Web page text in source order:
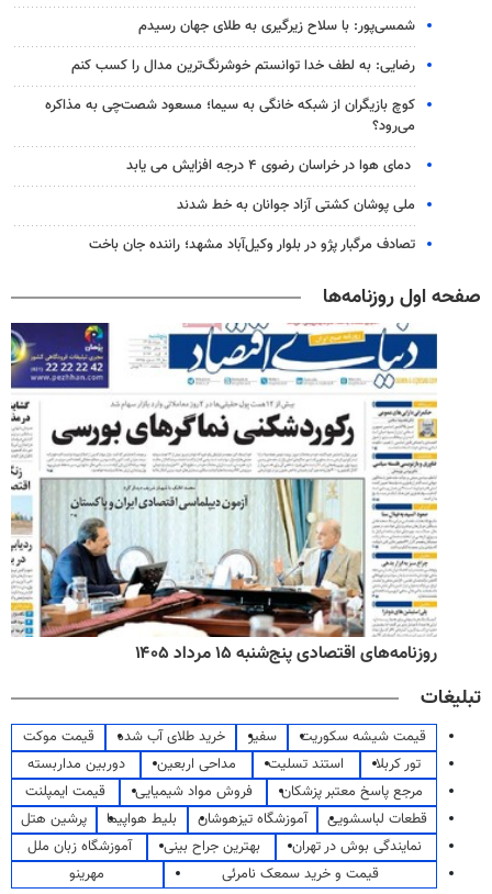
شمسی‌پور: با سلاح زیرگیری به طلای جهان رسیدم
رضایی: به لطف خدا توانستم خوشرنگ‌ترین مدال را کسب کنم
کوچ بازیگران از شبکه خانگی به سیما؛ مسعود شصت‌چی به مذاکره
می‌رود؟
دمای هوا در خراسان رضوی ۴ درجه افزایش می یابد
ملی پوشان کشتی آزاد جوانان به خط شدند
تصادف مرگبار پژو در بلوار وکیل‌آباد مشهد؛ راننده جان باخت
صفحه اول روزنامه‌ها
روزنامه‌های اقتصادی پنج‌شنبه ۱۵ مرداد ۱۴۰۵
تبلیغات
قیمت شیشه سکوریت سفیر خرید طلای آب شده
قیمت موکت
تور کربلا
استند تسلیت مداحی اربعین
دوربین مداربسته
مرجع پاسخ معتبر پزشکان
فروش مواد شیمیایی
قیمت ایمپلنت
قطعات لباسشویی
آموزشگاه تیزهوشان بلیط هواپیما
پرشین هتل
نمایندگی بوش در تهران
بهترین جراح بینی
آموزشگاه زبان ملل
قیمت و خرید سمعک نامرئی
مهرینو